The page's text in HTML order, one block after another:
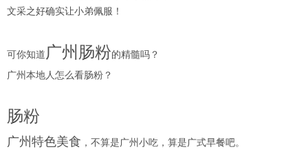
文采之好确实让小弟佩服！
可你知道 广州肠粉的精髓吗？
广州本地人怎么看肠粉？
肠粉
广州特色美食 ，不算是广州小吃，算是广式早餐吧。